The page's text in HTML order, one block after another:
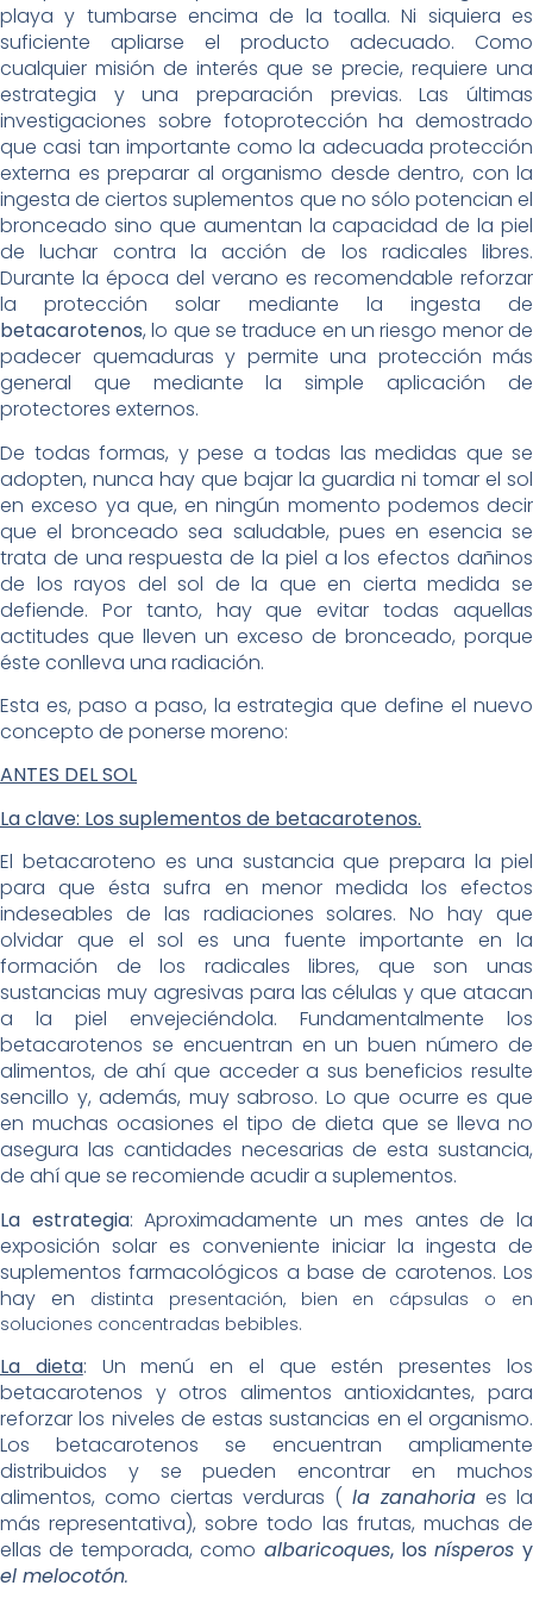
playa y tumbarse encima de la toalla. Ni siquiera es
suficiente apliarse el producto adecuado. Como
cualquier misión de interés que se precie, requiere una
estrategia y una preparación previas. Las últimas
investigaciones sobre fotoprotección ha demostrado
que casi tan importante como la adecuada protección
externa es preparar al organismo desde dentro, con la
ingesta de ciertos suplementos que no sólo potencian el
bronceado sino que aumentan la capacidad de la piel
de luchar contra la acción de los radicales libres.
Durante la época del verano es recomendable reforzar
la protección solar mediante la ingesta de
betacarotenos, lo que se traduce en un riesgo menor de
padecer quemaduras y permite una protección más
general que mediante la simple aplicación de
protectores externos.
De todas formas, y pese a todas las medidas que se
adopten, nunca hay que bajar la guardia ni tomar el sol
en exceso ya que, en ningún momento podemos decir
que el bronceado sea saludable, pues en esencia se
trata de una respuesta de la piel a los efectos dañinos
de los rayos del sol de la que en cierta medida se
defiende. Por tanto, hay que evitar todas aquellas
actitudes que lleven un exceso de bronceado, porque
éste conlleva una radiación.
Esta es, paso a paso, la estrategia que define el nuevo
concepto de ponerse moreno:
ANTES DEL SOL
La clave: Los suplementos de betacarotenos.
El betacaroteno es una sustancia que prepara la piel
para que ésta sufra en menor medida los efectos
indeseables de las radiaciones solares. No hay que
olvidar que el sol es una fuente importante en la
formación de los radicales libres, que son unas
sustancias muy agresivas para las células y que atacan
a la piel envejeciéndola. Fundamentalmente los
betacarotenos se encuentran en un buen número de
alimentos, de ahí que acceder a sus beneficios resulte
sencillo y, además, muy sabroso. Lo que ocurre es que
en muchas ocasiones el tipo de dieta que se lleva no
asegura las cantidades necesarias de esta sustancia,
de ahí que se recomiende acudir a suplementos.
La estrategia: Aproximadamente un mes antes de la
exposición solar es conveniente iniciar la ingesta de
suplementos farmacológicos a base de carotenos. Los
hay en
distinta presentación, bien en cápsulas o en
soluciones concentradas bebibles.
La dieta: Un menú en el que estén presentes los
betacarotenos y otros alimentos antioxidantes, para
reforzar los niveles de estas sustancias en el organismo.
Los betacarotenos se encuentran ampliamente
distribuidos y se pueden encontrar en muchos
alimentos, como ciertas verduras ( la zanahoria es la
más representativa), sobre todo las frutas, muchas de
ellas de temporada, como albaricoques, los nísperosy
el melocotón.